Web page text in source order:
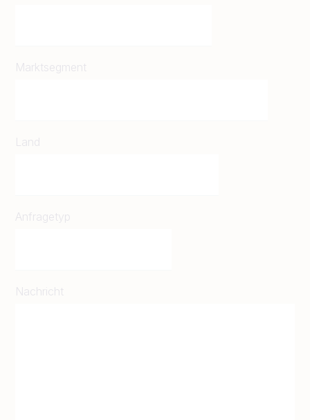
Marktsegment
Land
Anfragetyp
Nachricht